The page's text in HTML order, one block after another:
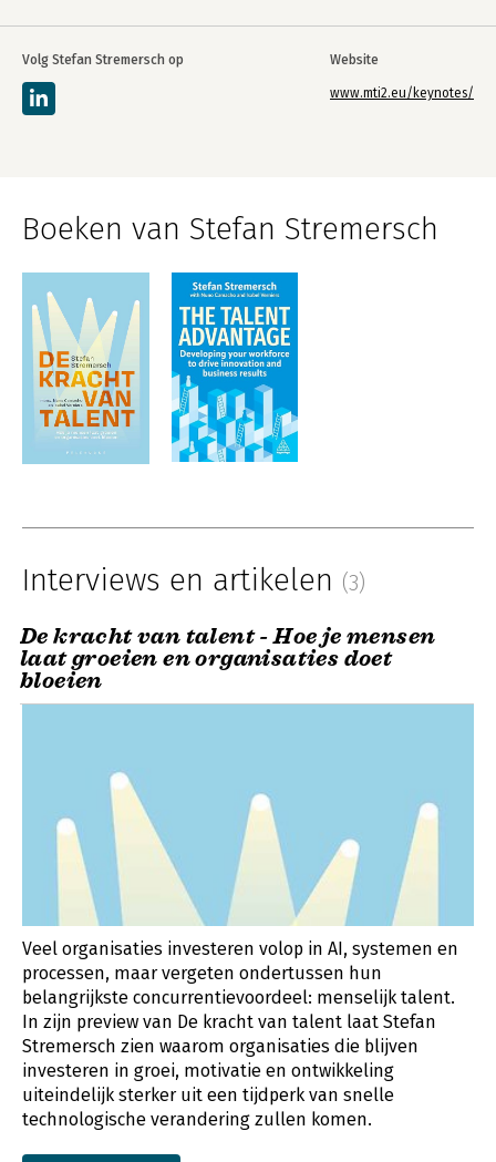
Volg Stefan Stremersch op Website
www.mti2.eu/keynotes/
Boeken van Stefan Stremersch
Interviews en artikelen (3)
De kracht van talent - Hoe je mensen
laat groeien en organisaties doet
bloeien
Veel organisaties investeren volop in AI, systemen en
processen, maar vergeten ondertussen hun
belangrijkste concurrentievoordeel: menselijk talent.
In zijn preview van De kracht van talent laat Stefan
Stremersch zien waarom organisaties die blijven
investeren in groei, motivatie en ontwikkeling
uiteindelijk sterker uit een tijdperk van snelle
technologische verandering zullen komen.